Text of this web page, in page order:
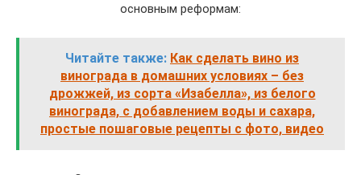
основным реформам:
Читайте также: Как сделать вино из
винограда в домашних условиях – без
дрожжей, из сорта «Изабелла», из белого
винограда, с добавлением воды и сахара,
простые пошаговые рецепты с фото, видео